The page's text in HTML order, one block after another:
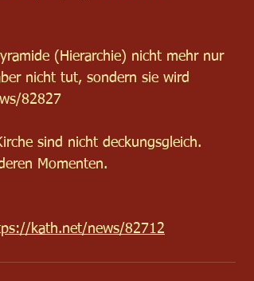
(Hierarchie) nicht mehr nur
nicht tut, sondern sie wird
82827
sind nicht deckungsgleich.
Momenten.
kath.net/news/82712